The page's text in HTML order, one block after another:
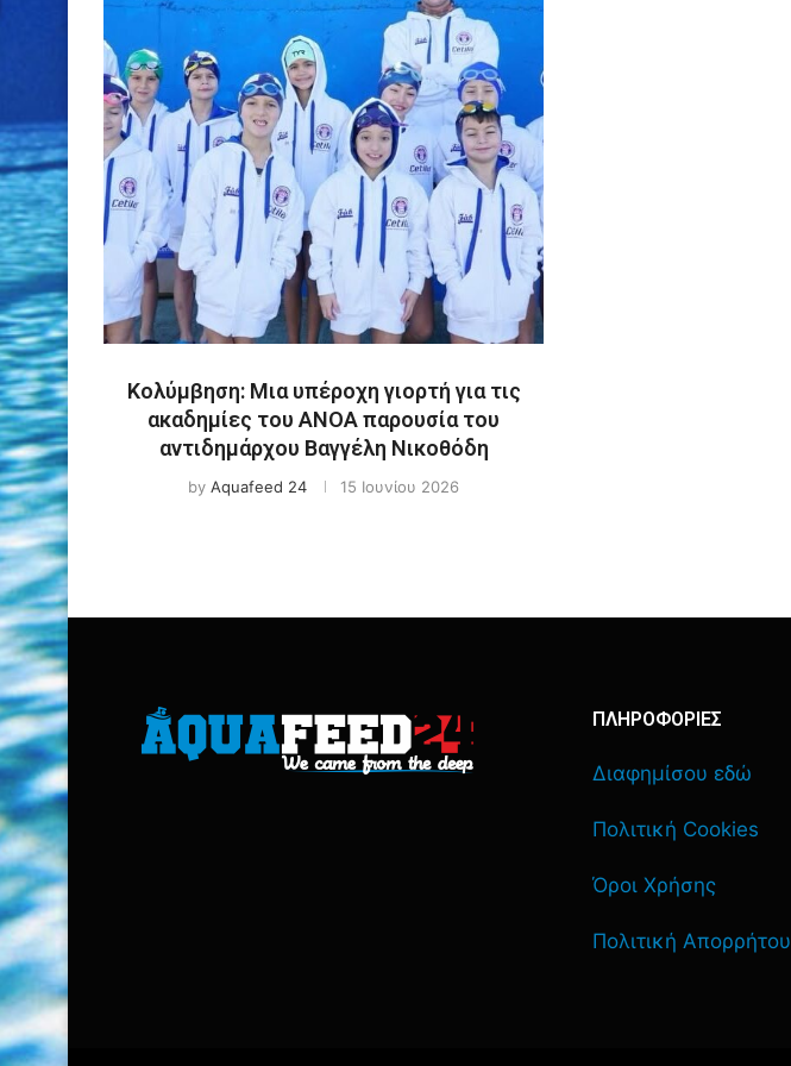
Κολύμβηση: Μια υπέροχη γιορτή για τις
ακαδημίες του ΑΝΟΑ παρουσία του
αντιδημάρχου Βαγγέλη Νικοθόδη
by Aquafeed 24 15 Ιουνίου 2026
ΠΛΗΡΟΦΟΡΙΕΣ
Διαφημίσου εδώ
Πολιτική Cookies
Όροι Χρήσης
Πολιτική Απορρήτου